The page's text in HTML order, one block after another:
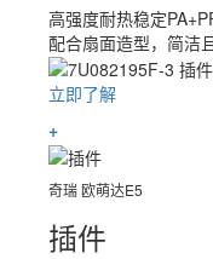
高强度耐热稳定
配合扇面造型，简洁
立即了解
+
奇瑞 欧萌达E5
插件